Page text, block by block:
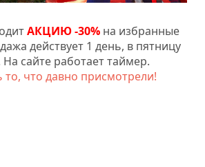
АКЦИЮ -30% на избранные
действует 1 день, в пятницу
На сайте работает таймер.
то, что давно присмотрели!